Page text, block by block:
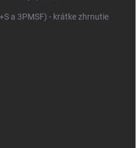
a 3PMSF) - krátke zhrnutie